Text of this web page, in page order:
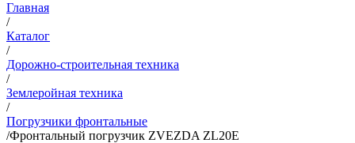
Главная
/
Каталог
/
Дорожно-строительная техника
/
Землеройная техника
/
Погрузчики фронтальные
/Фронтальный погрузчик ZVEZDA ZL20E